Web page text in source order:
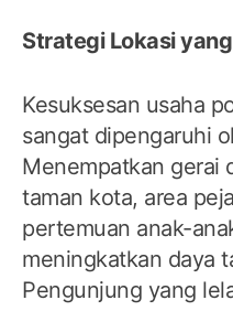
Strategi Lokasi
Kesuksesan usaha
sangat dipengaruhi
Menempatkan gerai
taman kota, area
pertemuan anak-
meningkatkan daya
Pengunjung yang